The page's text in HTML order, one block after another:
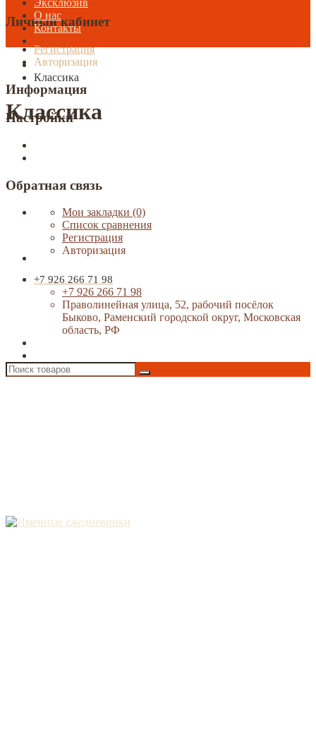
Личный кабинет
Регистрация
Авторизация
Информация
Настройки
Обратная связь
Мои закладки (0)
Список сравнения
Регистрация
Авторизация
+7 926 266 71 98
+7 926 266 71 98
Праволинейная улица, 52, рабочий посёлок
Быково, Раменский городской округ, Московская
область, РФ
Эксклюзив
О нас
Контакты
Классика
Классика